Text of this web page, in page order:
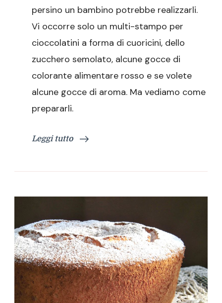
persino un bambino potrebbe realizzarli.
Vi occorre solo un multi-stampo per
cioccolatini a forma di cuoricini, dello
zucchero semolato, alcune gocce di
colorante alimentare rosso e se volete
alcune gocce di aroma. Ma vediamo come
prepararli.
Leggi tutto